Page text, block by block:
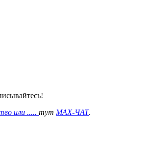
или ..... тут MAX-ЧАТ.